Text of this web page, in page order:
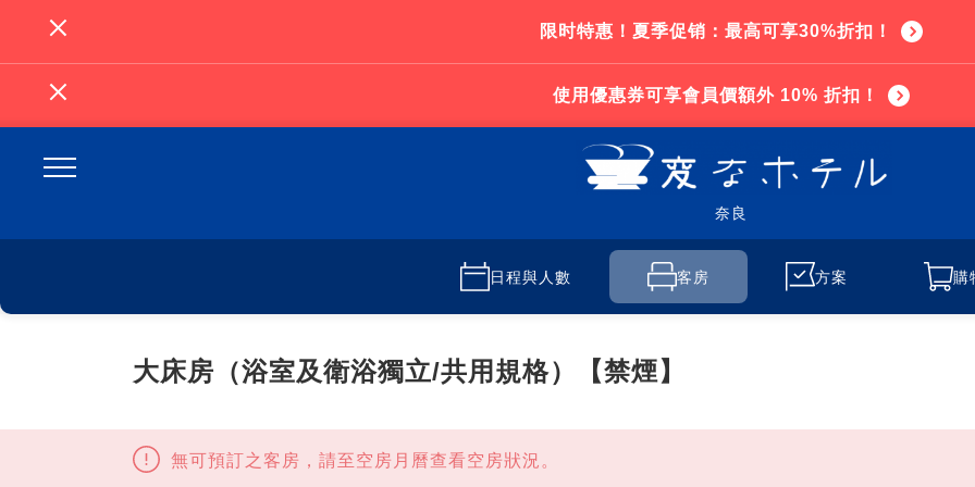
限时特惠！夏季促销：最高可享30%折扣！
使用優惠券可享會員價額外 10% 折扣！
奈良
日程與人數 客房 方案 購
大床房（浴室及衛浴獨立/共用規格）【禁煙】
無可預訂之客房，請至空房月曆查看空房狀況。